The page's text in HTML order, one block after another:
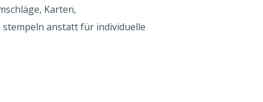
Karten,
anstatt für individuelle